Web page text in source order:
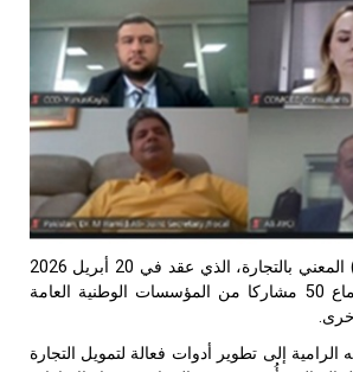
شارك سيسرك في الاجتماع السادس والعشرين لفريق عمل اللجنة الدائمة للتعاون الاقتصادي والتجاري (الكومسيك) المعني بالتجارة، الذي عقد في 20 أبريل 2026
تحت شعار "تطوير أدوات فعالة لتمويل التجارة لتعزيز الصادرات في بلدان منظمة التعاون الإسلامي". وضم الاجتماع 50 مشاركا من المؤسسات الوطنية العامة
إلى تطوير أدوات فعالة لتمويل التجارة